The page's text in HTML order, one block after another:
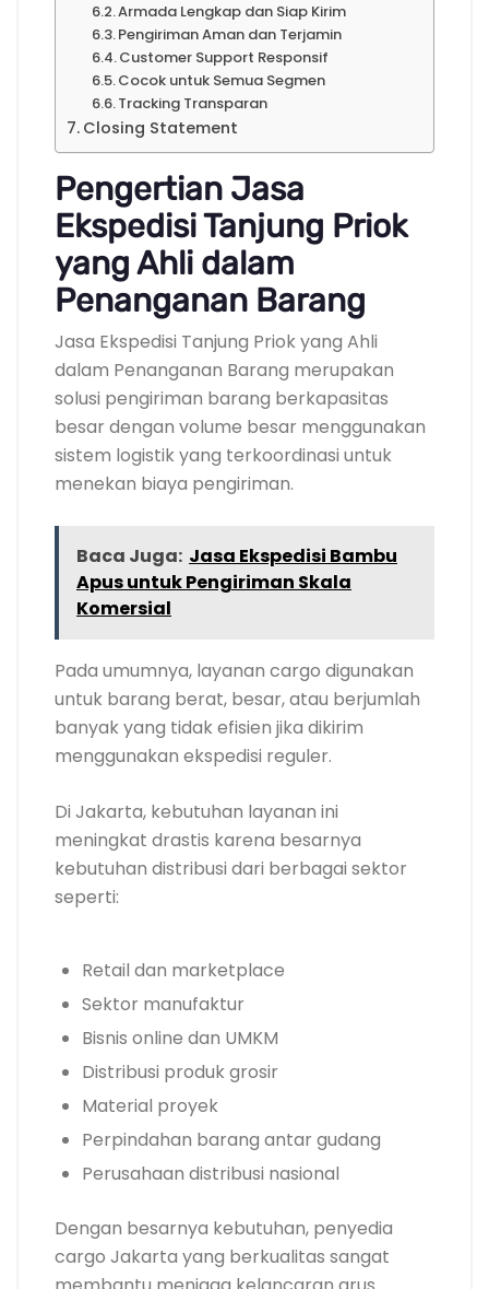
Armada Lengkap dan Siap Kirim
Pengiriman Aman dan Terjamin
Customer Support Responsif
Cocok untuk Semua Segmen
Tracking Transparan
Closing Statement
Pengertian Jasa
Ekspedisi Tanjung Priok
yang Ahli dalam
Penanganan Barang
Jasa Ekspedisi Tanjung Priok yang Ahli
dalam Penanganan Barang merupakan
solusi pengiriman barang berkapasitas
besar dengan volume besar menggunakan
sistem logistik yang terkoordinasi untuk
menekan biaya pengiriman.
Baca Juga: Jasa Ekspedisi Bambu
Apus untuk Pengiriman Skala
Komersial
Pada umumnya, layanan cargo digunakan
untuk barang berat, besar, atau berjumlah
banyak yang tidak efisien jika dikirim
menggunakan ekspedisi reguler.
Di Jakarta, kebutuhan layanan ini
meningkat drastis karena besarnya
kebutuhan distribusi dari berbagai sektor
seperti:
Retail dan marketplace
Sektor manufaktur
Bisnis online dan UMKM
Distribusi produk grosir
Material proyek
Perpindahan barang antar gudang
Perusahaan distribusi nasional
Dengan besarnya kebutuhan, penyedia
cargo Jakarta yang berkualitas sangat